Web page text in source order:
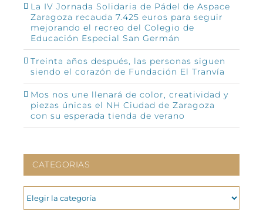
La IV Jornada Solidaria de Pádel de Aspace
Zaragoza recauda 7.425 euros para seguir
mejorando el recreo del Colegio de
Educación Especial San Germán
Treinta años después, las personas siguen
siendo el corazón de Fundación El Tranvía
Mos nos une llenará de color, creatividad y
piezas únicas el NH Ciudad de Zaragoza
con su esperada tienda de verano
CATEGORIAS
CATEGORIAS